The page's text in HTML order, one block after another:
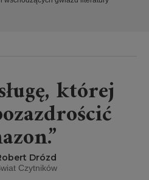
której
Drózd
Czytników